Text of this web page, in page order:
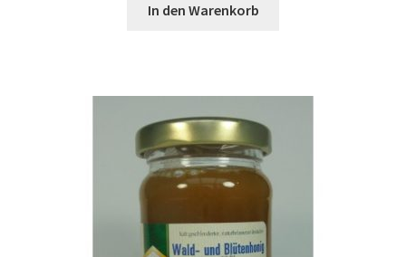
In den Warenkorb